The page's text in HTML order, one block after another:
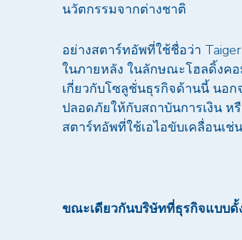
นวัตกรรมจากต่างชาติ
อย่างสตาร์ทอัพที่ใช้ชื่อว่า
ในภายหลัง ในลักษณะโฮลดิ้งค
เกี่ยวกับโซลูชั่นธุรกิจด้านนี้ นอ
ปลอดภัยให้กับสถาบันการเงิน ห
สตาร์ทอัพที่ใช้เอไอขับเคลื่อนเช่
ขณะเดียวกันบริษัทที่ธุรกิจแบบดั้